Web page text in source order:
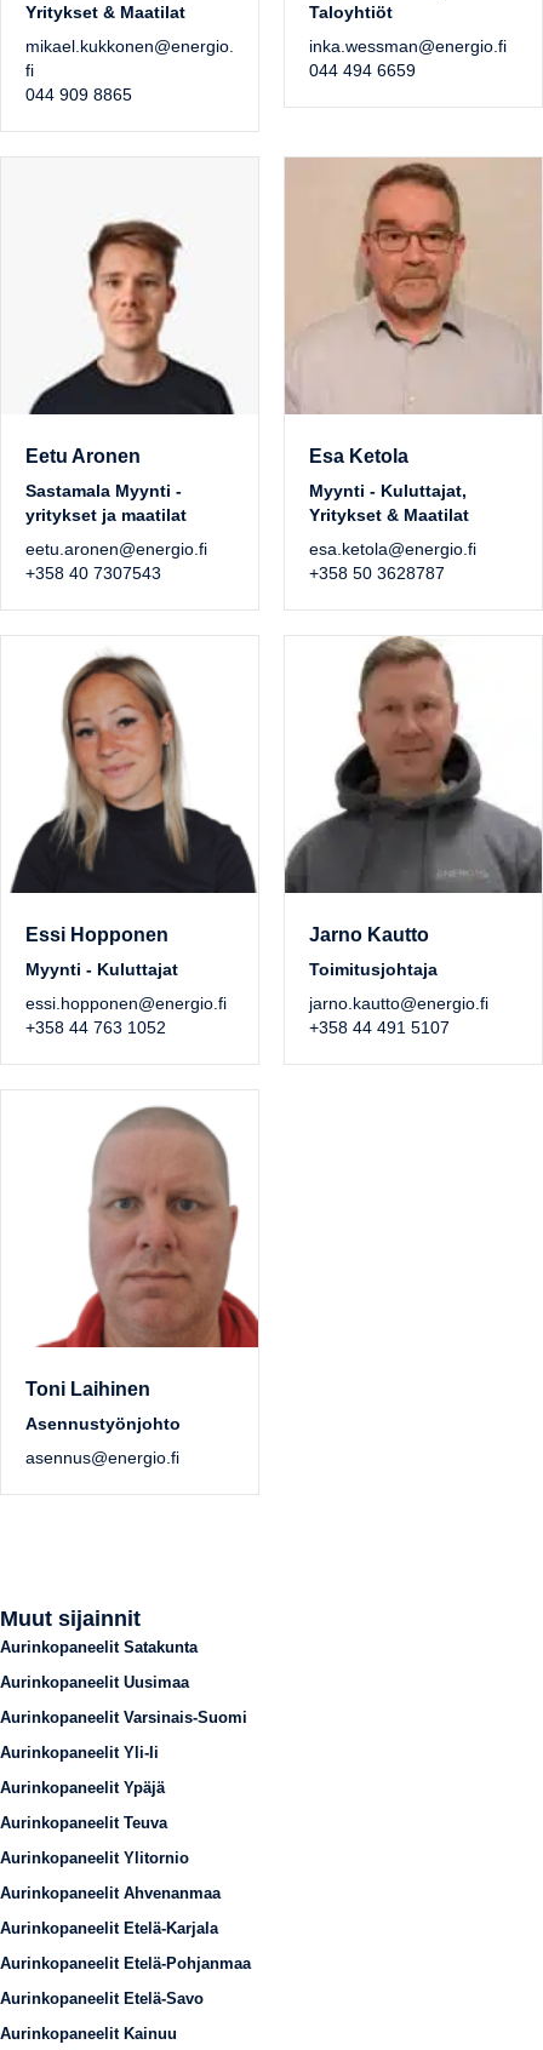
Yritykset & Maatilat
mikael.kukkonen@energio.
fi
044 909 8865
Taloyhtiöt
inka.wessman@energio.fi
044 494 6659
Eetu Aronen
Sastamala Myynti -
yritykset ja maatilat
eetu.aronen@energio.fi
+358 40 7307543
Esa Ketola
Myynti - Kuluttajat,
Yritykset & Maatilat
esa.ketola@energio.fi
+358 50 3628787
Essi Hopponen
Myynti - Kuluttajat
essi.hopponen@energio.fi
+358 44 763 1052
Jarno Kautto
Toimitusjohtaja
jarno.kautto@energio.fi
+358 44 491 5107
Toni Laihinen
Asennustyönjohto
asennus@energio.fi
Muut sijainnit
Aurinkopaneelit Satakunta
Aurinkopaneelit Uusimaa
Aurinkopaneelit Varsinais-Suomi
Aurinkopaneelit Yli-Ii
Aurinkopaneelit Ypäjä
Aurinkopaneelit Teuva
Aurinkopaneelit Ylitornio
Aurinkopaneelit Ahvenanmaa
Aurinkopaneelit Etelä-Karjala
Aurinkopaneelit Etelä-Pohjanmaa
Aurinkopaneelit Etelä-Savo
Aurinkopaneelit Kainuu